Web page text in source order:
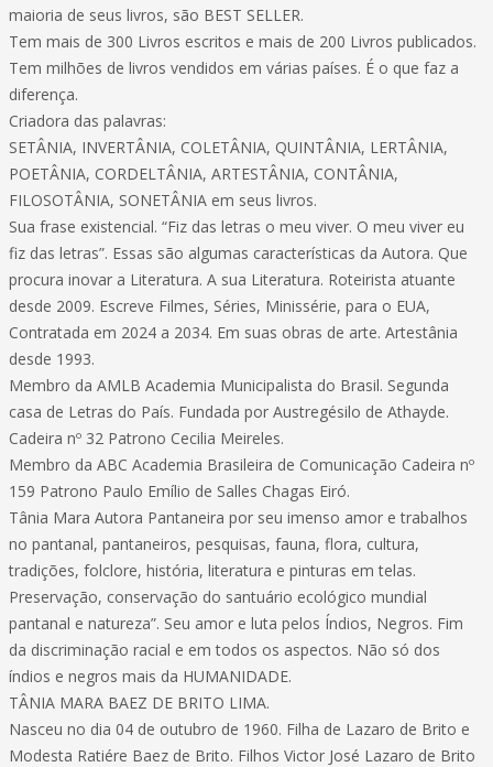
maioria de seus livros, são BEST SELLER.
Tem mais de 300 Livros escritos e mais de 200 Livros publicados.
Tem milhões de livros vendidos em várias países. É o que faz a
diferença.
Criadora das palavras:
SETÂNIA, INVERTÂNIA, COLETÂNIA, QUINTÂNIA, LERTÂNIA,
POETÂNIA, CORDELTÂNIA, ARTESTÂNIA, CONTÂNIA,
FILOSOTÂNIA, SONETÂNIA em seus livros.
Sua frase existencial. “Fiz das letras o meu viver. O meu viver eu
fiz das letras”. Essas são algumas características da Autora. Que
procura inovar a Literatura. A sua Literatura. Roteirista atuante
desde 2009. Escreve Filmes, Séries, Minissérie, para o EUA,
Contratada em 2024 a 2034. Em suas obras de arte. Artestânia
desde 1993.
Membro da AMLB Academia Municipalista do Brasil. Segunda
casa de Letras do País. Fundada por Austregésilo de Athayde.
Cadeira nº 32 Patrono Cecilia Meireles.
Membro da ABC Academia Brasileira de Comunicação Cadeira nº
159 Patrono Paulo Emílio de Salles Chagas Eiró.
Tânia Mara Autora Pantaneira por seu imenso amor e trabalhos
no pantanal, pantaneiros, pesquisas, fauna, flora, cultura,
tradições, folclore, história, literatura e pinturas em telas.
Preservação, conservação do santuário ecológico mundial
pantanal e natureza”. Seu amor e luta pelos Índios, Negros. Fim
da discriminação racial e em todos os aspectos. Não só dos
índios e negros mais da HUMANIDADE.
TÂNIA MARA BAEZ DE BRITO LIMA.
Nasceu no dia 04 de outubro de 1960. Filha de Lazaro de Brito e
Modesta Ratiére Baez de Brito. Filhos Victor José Lazaro de Brito